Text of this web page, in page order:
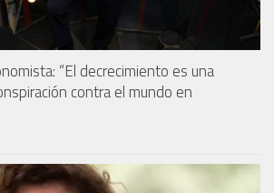
“El decrecimiento es una
contra el mundo en